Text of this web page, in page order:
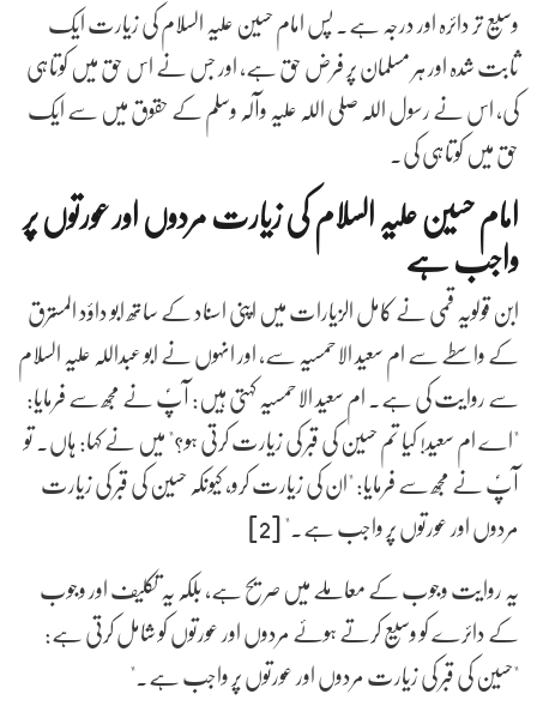
وسیع تر دائرہ اور درجہ ہے۔ پس امام حسین علیہ السلام کی زیارت ایک
ثابت شدہ اور ہر مسلمان پر فرض حق ہے، اور جس نے اس حق میں کوتاہی
کی، اس نے رسول اللہ صلی اللہ علیہ وآلہ وسلم کے حقوق میں سے ایک
حق میں کوتاہی کی۔
امام حسین علیہ السلام کی زیارت مردوں اور عورتوں پر
واجب ہے
ابن قولویہ قمی نے کامل الزیارات میں اپنی اسناد کے ساتھ ابو داؤد المسترق
کے واسطے سے ام سعید الاحمسیہ سے، اور انہوں نے ابو عبداللہ علیہ السلام
سے روایت کی ہے۔ ام سعید الاحمسیہ کہتی ہیں: آپؑ نے مجھ سے فرمایا:
"اے ام سعید! کیا تم حسین کی قبر کی زیارت کرتی ہو؟" میں نے کہا: ہاں۔ تو
آپؑ نے مجھ سے فرمایا: "ان کی زیارت کرو، کیونکہ حسین کی قبر کی زیارت
مردوں اور عورتوں پر واجب ہے۔" [2]
یہ روایت وجوب کے معاملے میں صریح ہے، بلکہ یہ تکلیف اور وجوب
کے دائرے کو وسیع کرتے ہوئے مردوں اور عورتوں کو شامل کرتی ہے:
"حسین کی قبر کی زیارت مردوں اور عورتوں پر واجب ہے۔"